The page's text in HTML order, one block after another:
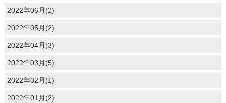
2022年06月(2)
2022年05月(2)
2022年04月(3)
2022年03月(5)
2022年02月(1)
2022年01月(2)